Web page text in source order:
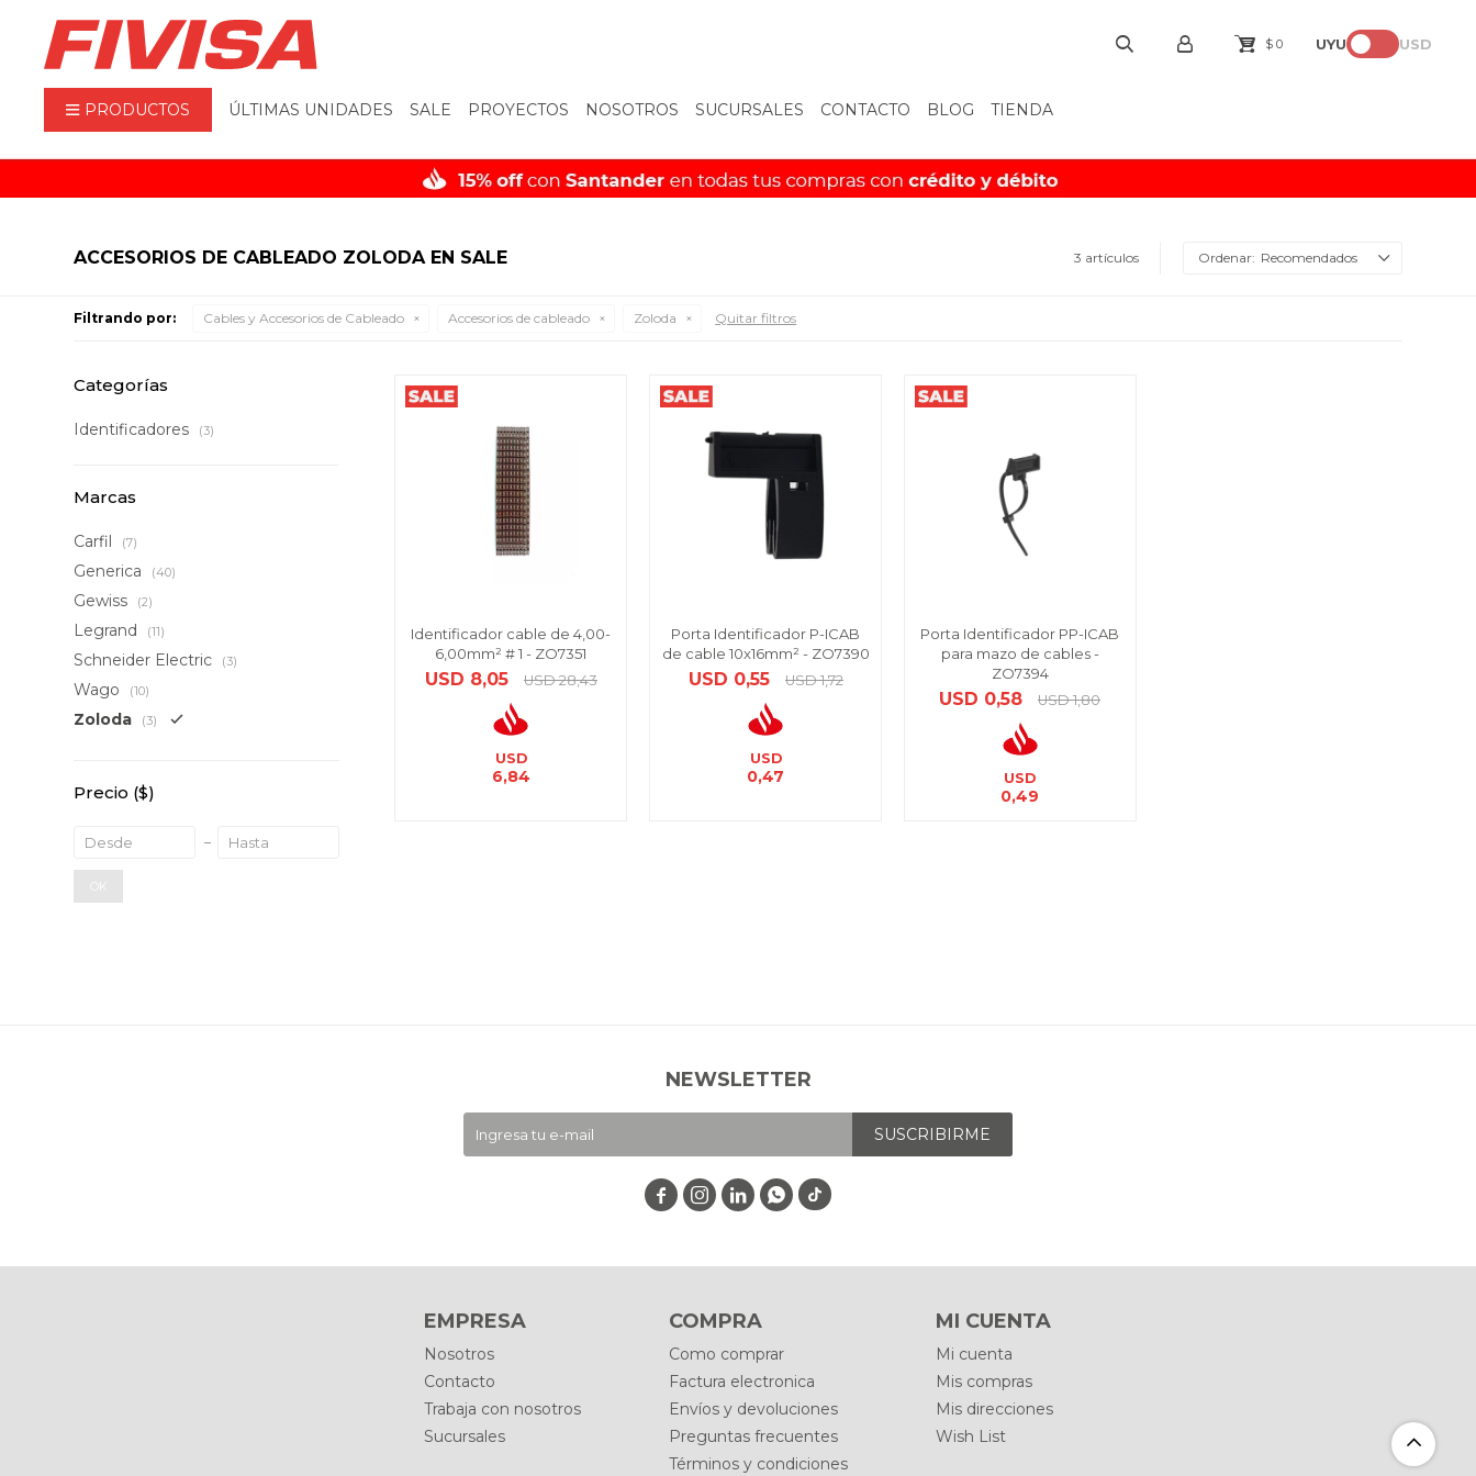
PRODUCTOS ÚLTIMAS UNIDADES SALE PROYECTOS NOSOTROS SUCURSALES CONTACTO BLOG TIENDA
$ 0 UYU USD
ACCESORIOS DE CABLEADO ZOLODA EN SALE 3 artículos Recomendados
Filtrando por: Cables y Accesorios de Cableado Accesorios de cableado Zoloda Quitar filtros
Identificador cable de 4,00-
6,00mm² # 1 - ZO7351
USD 8,05 USD 28,43
USD
6,84
Porta Identificador P-ICAB
de cable 10x16mm² - ZO7390
USD 0,55 USD 1,72
USD
0,47
Porta Identificador PP-ICAB
para mazo de cables -
ZO7394
USD 0,58 USD 1,80
USD
0,49
Categorías
Identificadores (3)
Marcas
Carfil (7)
Generica (40)
Gewiss (2)
Legrand (11)
Schneider Electric (3)
Wago (10)
Zoloda (3)
Precio ($)
OK
EMPRESA
Nosotros
Contacto
Trabaja con nosotros
Sucursales
COMPRA
Como comprar
Factura electronica
Envíos y devoluciones
Preguntas frecuentes
Términos y condiciones
MI CUENTA
Mi cuenta
Mis compras
Mis direcciones
Wish List
NEWSLETTER
SUSCRIBIRME
   